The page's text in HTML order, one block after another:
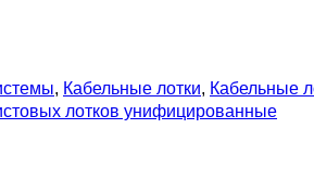
, Кабельные лотки, Кабельные
лотков унифицированные